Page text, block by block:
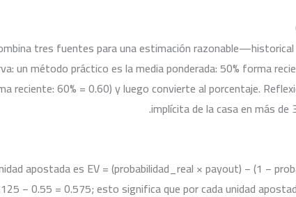
tres fuentes para una estimación
un método práctico es la media ponderada: 50% forma
reciente: 60% = 0.60) y luego convierte al porcentaje.
implícita de la casa en más
apostada es EV = (probabilidad_real × payout) − (1 −
− 0.55 = 0.575; esto significa que por cada unidad